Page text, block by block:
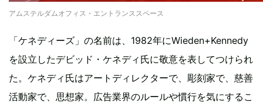
アムステルダムオフィス・エントランススペース
「ケネディーズ」の名前は、1982年にWieden+Kennedy
を設立したデビッド・ケネディ氏に敬意を表してつけられ
た。ケネディ氏はアートディレクターで、彫刻家で、慈善
活動家で、思想家。広告業界のルールや慣行を気にするこ